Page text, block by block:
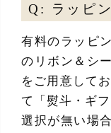
Q: ラッピ
有料のラッピ
のリボン＆シ
をご用意して
て「熨斗・ギ
選択が無い場